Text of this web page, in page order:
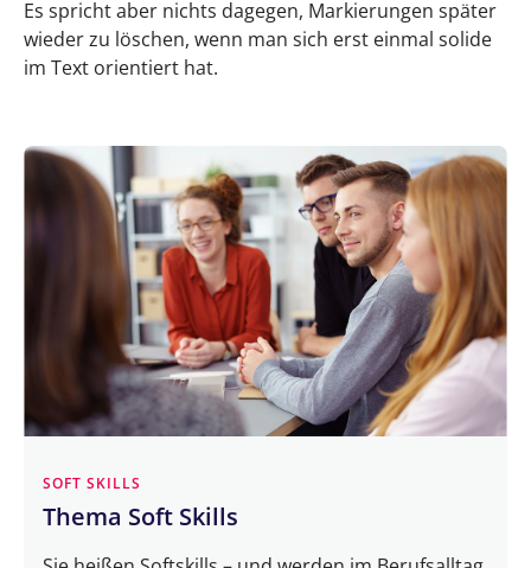
Es spricht aber nichts dagegen, Markierungen später
wieder zu löschen, wenn man sich erst einmal solide
im Text orientiert hat.
SOFT SKILLS
Thema Soft Skills